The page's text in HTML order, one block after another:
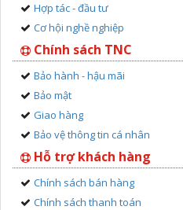
Hợp tác - đầu tư
Cơ hội nghề nghiệp
Chính sách TNC
Bảo hành - hậu mãi
Bảo mật
Giao hàng
Bảo vệ thông tin cá nhân
Hỗ trợ khách hàng
Chính sách bán hàng
Chính sách thanh toán